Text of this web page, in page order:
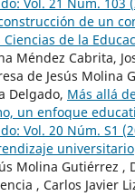
de un
de la
Méndez Cabrita,
de Jesús Molina
Delgado, Más allá
un enfoque
Vol. 20 Núm. S1
universitario
Molina Gutiérrez ,
, Carlos Javier